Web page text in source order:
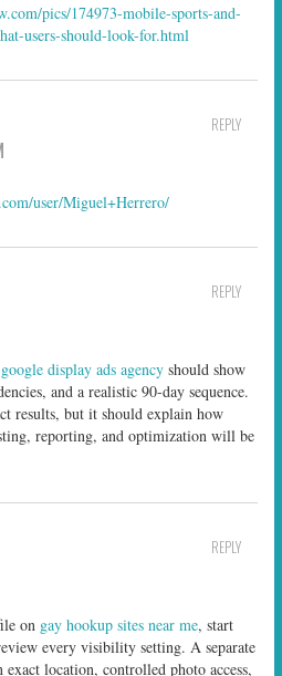
pics/174973-mobile-sports-and-
users-should-look-for.html
REPLY
user/Miguel+Herrero/
REPLY
google display ads agency should show
and a realistic 90-day sequence.
results, but it should explain how
reporting, and optimization will be
REPLY
on gay hookup sites near me, start
every visibility setting. A separate
location, controlled photo access,